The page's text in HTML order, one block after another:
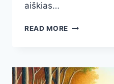
aiškias…
READ MORE PLAUTI
PRIEŠ
DŽIOVINIMĄ?